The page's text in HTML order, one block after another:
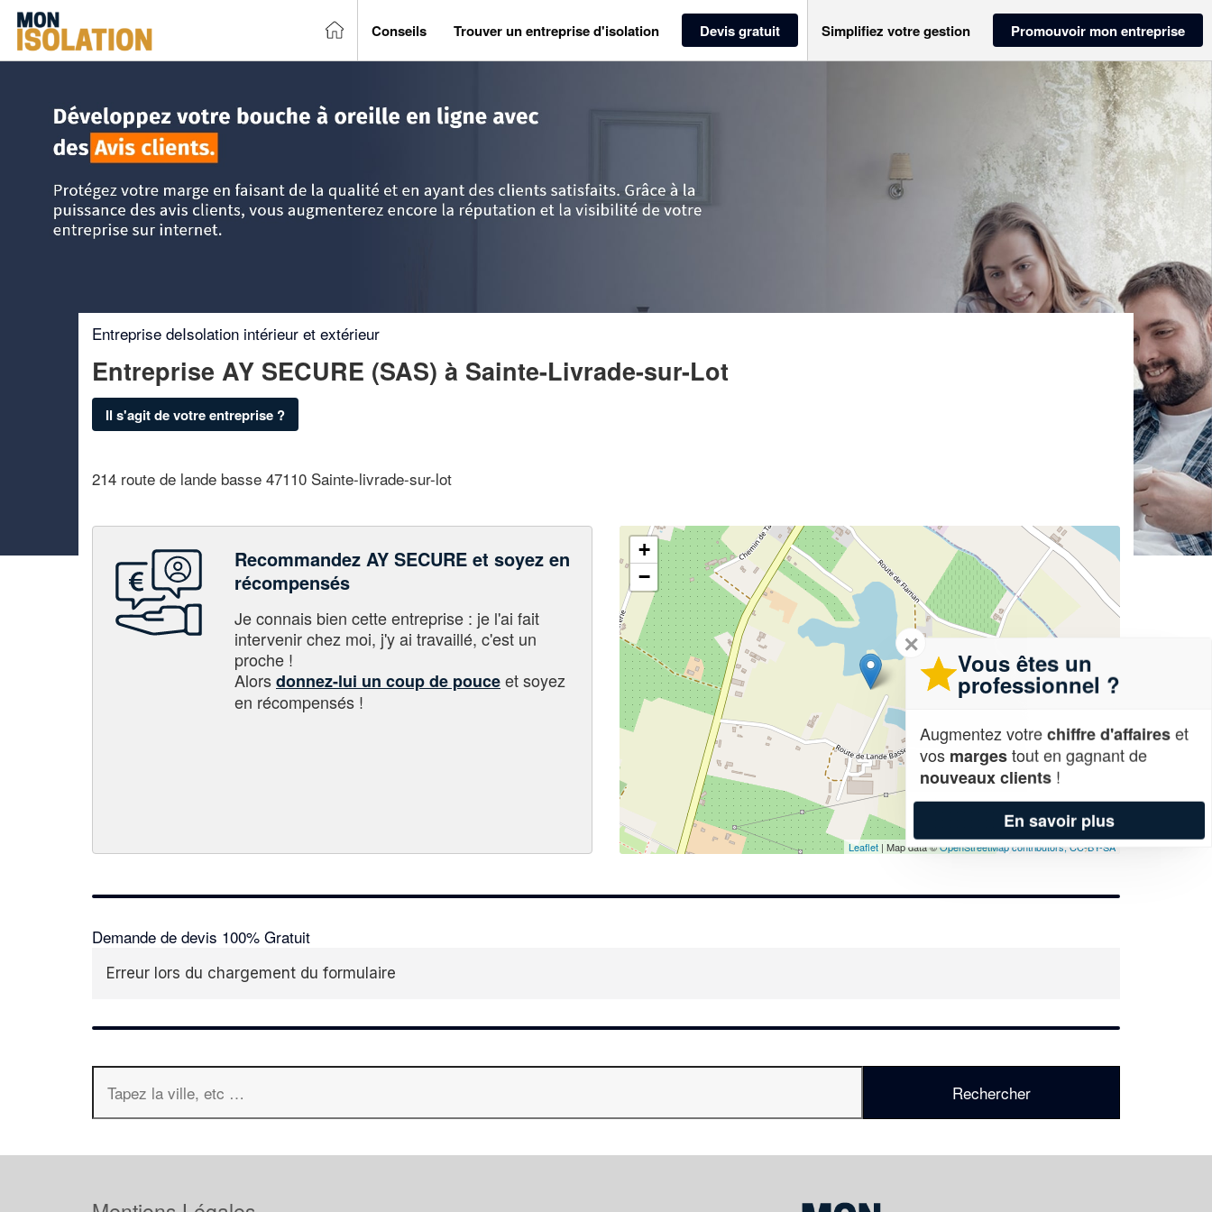
Conseils Trouver un entreprise d'isolation Devis gratuit Simplifiez votre gestion Promouvoir mon entreprise
Entreprise deIsolation intérieur et extérieur
Entreprise AY SECURE (SAS) à Sainte-Livrade-sur-Lot
Il s'agit de votre entreprise ?
214 route de lande basse 47110 Sainte-livrade-sur-lot
Recommandez AY SECURE et soyez en
récompensés
Je connais bien cette entreprise : je l'ai fait
intervenir chez moi, j'y ai travaillé, c'est un
proche !
Alorsdonnez-lui un coup de pouceet soyez
en récompensés !
+
−
Leaflet | Map data ©OpenStreetMap contributors,CC-BY-SA
Demande de devis 100% Gratuit
Erreur lors du chargement du formulaire
✕
Vous êtes un
professionnel ?
Augmentez votrechiffre d'affaireset
vos margestout en gagnant de
nouveaux clients !
En savoir plus